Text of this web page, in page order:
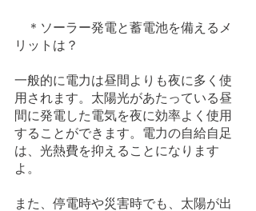
＊ソーラー発電と蓄電池を備えるメ
リットは？
一般的に電力は昼間よりも夜に多く使
用されます。太陽光があたっている昼
間に発電した電気を夜に効率よく使用
することができます。電力の自給自足
は、光熱費を抑えることになります
よ。
また、停電時や災害時でも、太陽が出